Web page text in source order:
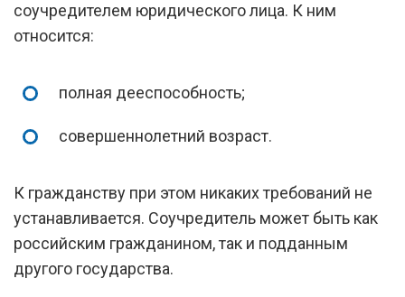
соучредителем юридического лица. К ним
относится:
полная дееспособность;
совершеннолетний возраст.
К гражданству при этом никаких требований не
устанавливается. Соучредитель может быть как
российским гражданином, так и подданным
другого государства.